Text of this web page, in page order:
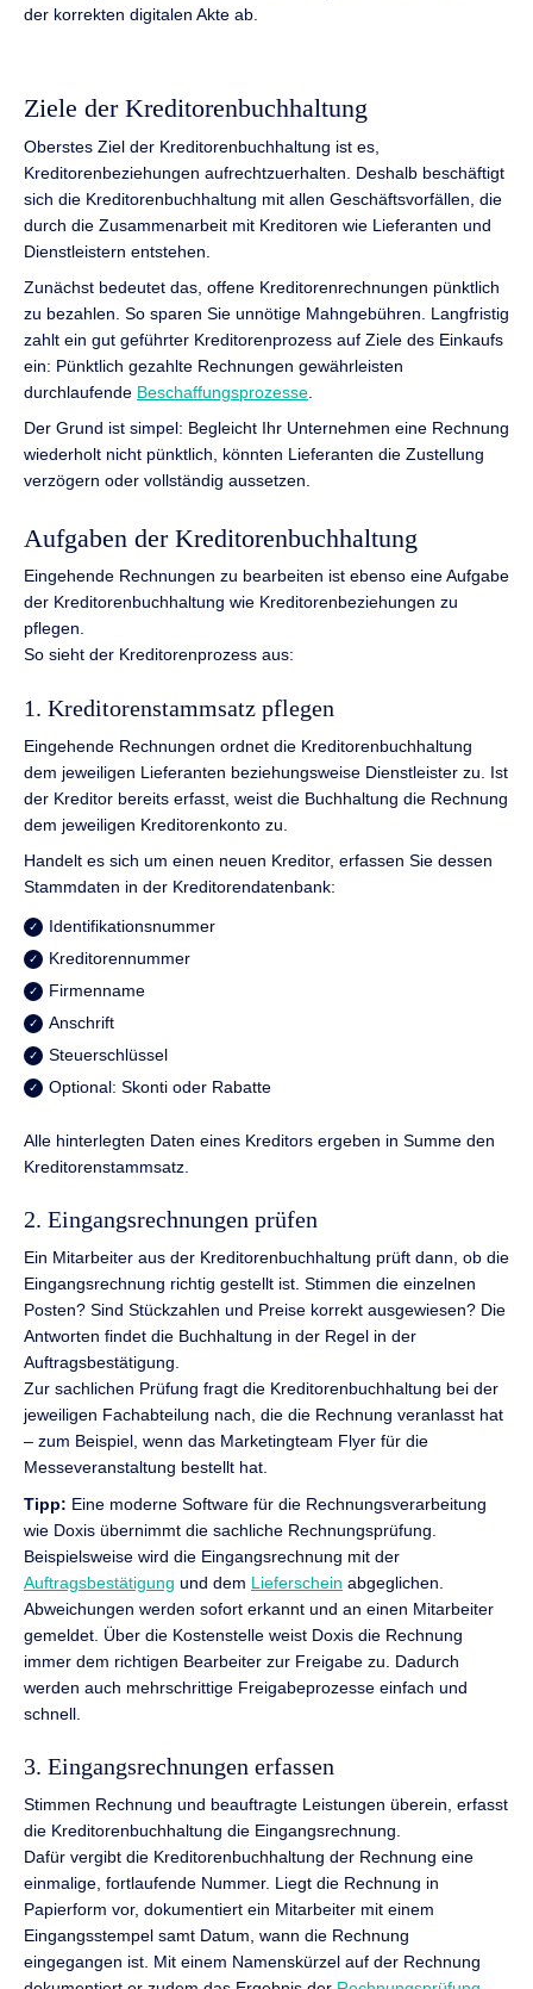
der korrekten digitalen Akte ab.
Ziele der Kreditorenbuchhaltung
Oberstes Ziel der Kreditorenbuchhaltung ist es,
Kreditorenbeziehungen aufrechtzuerhalten. Deshalb beschäftigt
sich die Kreditorenbuchhaltung mit allen Geschäftsvorfällen, die
durch die Zusammenarbeit mit Kreditoren wie Lieferanten und
Dienstleistern entstehen.
Zunächst bedeutet das, offene Kreditorenrechnungen pünktlich
zu bezahlen. So sparen Sie unnötige Mahngebühren. Langfristig
zahlt ein gut geführter Kreditorenprozess auf Ziele des Einkaufs
ein: Pünktlich gezahlte Rechnungen gewährleisten
durchlaufende Beschaffungsprozesse
Der Grund ist simpel: Begleicht Ihr Unternehmen eine Rechnung
wiederholt nicht pünktlich, könnten Lieferanten die Zustellung
verzögern oder vollständig aussetzen.
Aufgaben der Kreditorenbuchhaltung
Eingehende Rechnungen zu bearbeiten ist ebenso eine Aufgabe
der Kreditorenbuchhaltung wie Kreditorenbeziehungen zu
pflegen.
So sieht der Kreditorenprozess aus:
1. Kreditorenstammsatz pflegen
Eingehende Rechnungen ordnet die Kreditorenbuchhaltung
dem jeweiligen Lieferanten beziehungsweise Dienstleister zu. Ist
der Kreditor bereits erfasst, weist die Buchhaltung die Rechnung
dem jeweiligen Kreditorenkonto zu.
Handelt es sich um einen neuen Kreditor, erfassen Sie dessen
Stammdaten in der Kreditorendatenbank:
Identifikationsnummer
Kreditorennummer
Firmenname
Anschrift
Steuerschlüssel
Optional: Skonti oder Rabatte
Alle hinterlegten Daten eines Kreditors ergeben in Summe den
Kreditorenstammsatz.
2. Eingangsrechnungen prüfen
Ein Mitarbeiter aus der Kreditorenbuchhaltung prüft dann, ob die
Eingangsrechnung richtig gestellt ist. Stimmen die einzelnen
Posten? Sind Stückzahlen und Preise korrekt ausgewiesen? Die
Antworten findet die Buchhaltung in der Regel in der
Auftragsbestätigung.
Zur sachlichen Prüfung fragt die Kreditorenbuchhaltung bei der
jeweiligen Fachabteilung nach, die die Rechnung veranlasst hat
– zum Beispiel, wenn das Marketingteam Flyer für die
Messeveranstaltung bestellt hat.
Tipp: Eine moderne Software für die Rechnungsverarbeitung
wie Doxis übernimmt die sachliche Rechnungsprüfung.
Beispielsweise wird die Eingangsrechnung mit der
Auftragsbestätigung und dem Lieferschein abgeglichen.
Abweichungen werden sofort erkannt und an einen Mitarbeiter
gemeldet. Über die Kostenstelle weist Doxis die Rechnung
immer dem richtigen Bearbeiter zur Freigabe zu. Dadurch
werden auch mehrschrittige Freigabeprozesse einfach und
schnell.
3. Eingangsrechnungen erfassen
Stimmen Rechnung und beauftragte Leistungen überein, erfasst
die Kreditorenbuchhaltung die Eingangsrechnung.
Dafür vergibt die Kreditorenbuchhaltung der Rechnung eine
einmalige, fortlaufende Nummer. Liegt die Rechnung in
Papierform vor, dokumentiert ein Mitarbeiter mit einem
Eingangsstempel samt Datum, wann die Rechnung
eingegangen ist. Mit einem Namenskürzel auf der Rechnung